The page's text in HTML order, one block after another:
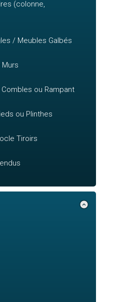
(colonne,
/ Meubles Galbés
ou Rampant
ou Plinthes
Tiroirs